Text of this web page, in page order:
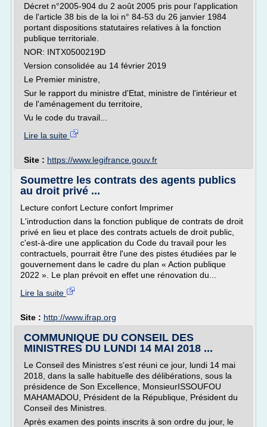
Décret n°2005-904 du 2 août 2005 pris pour l'application
de l'article 38 bis de la loi n° 84-53 du 26 janvier 1984
portant dispositions statutaires relatives à la fonction
publique territoriale.
NOR: INTX0500219D
Version consolidée au 14 février 2019
Le Premier ministre,
Sur le rapport du ministre d'Etat, ministre de l'intérieur et
de l'aménagement du territoire,
Vu le code du travail...
Lire la suite
Site : https://www.legifrance.gouv.fr
Soumettre les contrats des agents publics
au droit privé ...
Lecture confort Lecture confort Imprimer
L'introduction dans la fonction publique de contrats de droit
privé en lieu et place des contrats actuels de droit public,
c'est-à-dire une application du Code du travail pour les
contractuels, pourrait être l'une des pistes étudiées par le
gouvernement dans le cadre du plan « Action publique
2022 ». Le plan prévoit en effet une rénovation du...
Lire la suite
Site : http://www.ifrap.org
COMMUNIQUE DU CONSEIL DES
MINISTRES DU LUNDI 14 MAI 2018 ...
Le Conseil des Ministres s'est réuni ce jour, lundi 14 mai
2018, dans la salle habituelle des délibérations, sous la
présidence de Son Excellence, MonsieurISSOUFOU
MAHAMADOU, Président de la République, Président du
Conseil des Ministres.
Après examen des points inscrits à son ordre du jour, le